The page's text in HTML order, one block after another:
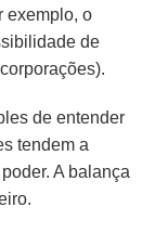
exemplo, o
de
de entender
tendem a
A balança